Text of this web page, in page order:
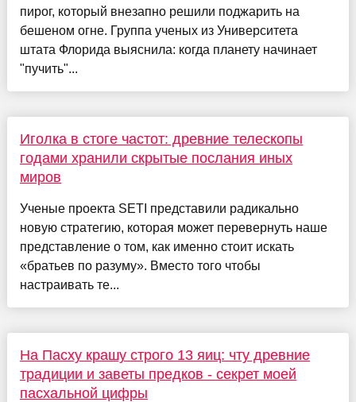
пирог, который внезапно решили поджарить на
бешеном огне. Группа ученых из Университета
штата Флорида выяснила: когда планету начинает
"пучить"...
Иголка в стоге частот: древние телескопы
годами хранили скрытые послания иных
миров
Ученые проекта SETI представили радикально
новую стратегию, которая может перевернуть наше
представление о том, как именно стоит искать
«братьев по разуму». Вместо того чтобы
настраивать те...
На Пасху крашу строго 13 яиц: чту древние
традиции и заветы предков - секрет моей
пасхальной цифры